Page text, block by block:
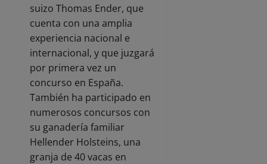
suizo Thomas Ender, que
cuenta con una amplia
experiencia nacional e
internacional, y que juzgará
por primera vez un
concurso en España.
También ha participado en
numerosos concursos con
su ganadería familiar
Hellender Holsteins, una
granja de 40 vacas en